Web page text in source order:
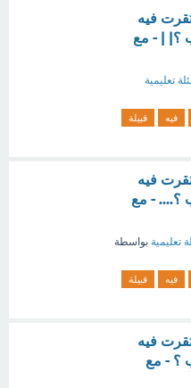
فيه
ب ؟| | - مع
تعليمية
فيه
قبيلة
فيه
ب ؟.... - مع
تعليمية بواسطة
فيه
قبيلة
فيه
ب ؟ - مع